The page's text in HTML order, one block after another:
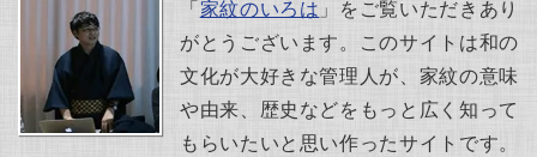
「家紋のいろは 」をご覧いただきあり
がとうございます。このサイトは和の
文化が大好きな管理人が、家紋の意味
や由来、歴史などをもっと広く知って
もらいたいと思い作ったサイトです。